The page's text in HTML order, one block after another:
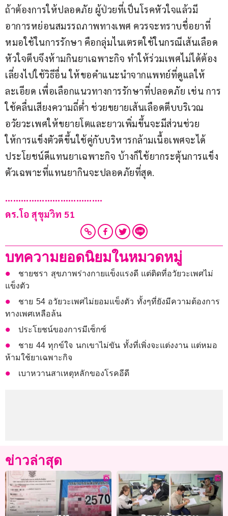
ถ้าต้องการให้ปลอดภัย ผู้ป่วยที่เป็นโรคหัวใจแล้วมี
อาการหย่อนสมรรถภาพทางเพศ ควรจะทราบชื่อยาที่
หมอใช้ในการรักษา คือกลุ่มไนเตรตใช้ในกรณีเส้นเลือด
หัวใจตีบจึงห้ามกินยาเฉพาะกิจ ทำให้ร่วมเพศไม่ได้ต้อง
เลี่ยงไปใช้วิธีอื่น ให้ขอคำแนะนำจากแพทย์ที่ดูแลให้
ละเอียด เพื่อเลือกแนวทางการรักษาที่ปลอดภัย เช่น การ
ใช้คลื่นเสียงความถี่ต่ำ ช่วยขยายเส้นเลือดตีบบริเวณ
อวัยวะเพศให้ขยายโตและยาวเพิ่มขึ้นจะมีส่วนช่วย
ให้การแข็งตัวดีขึ้นใช้คู่กับบริหารกล้ามเนื้อเพศจะได้
ประโยชน์ดีแทนยาเฉพาะกิจ บ้างก็ใช้ยากระตุ้นการแข็ง
ตัวเฉพาะที่แทนยากินจะปลอดภัยที่สุด.
……………………………….
ดร.โอ สุขุมวิท 51
บทความยอดนิยมในหมวดหมู่
ชายชรา สุขภาพร่างกายแข็งแรงดี แต่ติดที่อวัยวะเพศไม่
แข็งตัว
ชาย 54 อวัยวะเพศไม่ยอมแข็งตัว ทั้งๆที่ยังมีความต้องการ
ทางเพศเหลือล้น
ประโยชน์ของการมีเซ็กซ์
ชาย 44 ทุกข์ใจ นกเขาไม่ขัน ทั้งที่เพิ่งจะแต่งงาน แต่หมอ
ห้ามใช้ยาเฉพาะกิจ
เบาหวานสาเหตุหลักของโรคอีดี
ข่าวล่าสุด